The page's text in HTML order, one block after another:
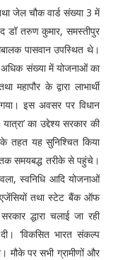
जेल चौक वार्ड संख्या 3 में
डॉ तरुण कुमार, समस्तीपुर
पासवान उपस्थित थे।
अधिक संख्या में योजनाओं का
के द्वारा लाभार्थी
इस अवसर पर विधान
का उद्देश्‍य सरकार की
तहत यह सुनिश्चित किया
तक समयबद्ध तरीके से पहुंचे।
स्वनिधि आदि योजनाओं
एजेंसियों तथा स्टेट बैंक ऑफ
द्धारा चलाई जा रही
‘विकसित भारत संकल्प
मौके पर सभी ग्रामीणों और